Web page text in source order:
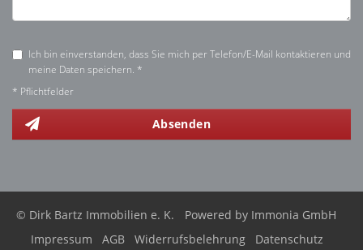
Ich bin einverstanden, dass Sie mich per Telefon/E-Mail kontaktieren und
meine Daten speichern. *
* Pflichtfelder
Absenden
© Dirk Bartz Immobilien e. K. Powered by Immonia GmbH
Impressum
AGB Widerrufsbelehrung Datenschutz